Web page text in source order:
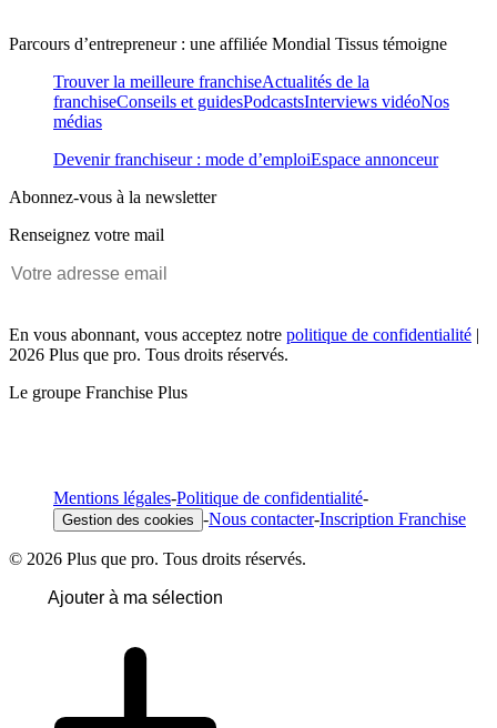
Parcours d’entrepreneur : une affiliée Mondial Tissus témoigne
Trouver la meilleure franchiseActualités de la
franchiseConseils et guidesPodcastsInterviews vidéoNos
médias
Devenir franchiseur : mode d’emploiEspace annonceur
Abonnez-vous à la newsletter
Renseignez votre mail
En vous abonnant, vous acceptez notre politique de confidentialité |
2026 Plus que pro. Tous droits réservés.
Le groupe Franchise Plus
Mentions légales-Politique de confidentialité-
Gestion des cookies -Nous contacter-Inscription Franchise
© 2026 Plus que pro. Tous droits réservés.
Ajouter à ma sélection